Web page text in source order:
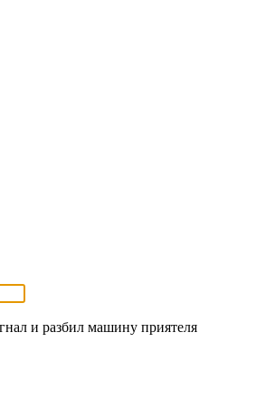
и разбил машину приятеля